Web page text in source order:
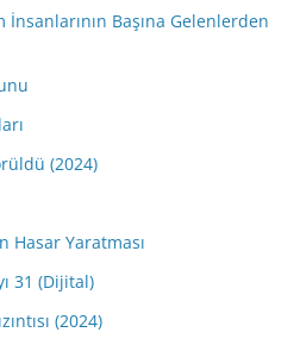
Başına Gelenlerden
(2024)
Hasar Yaratması
31 (Dijital)
(2024)